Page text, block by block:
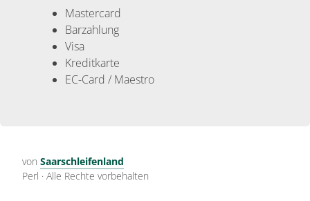
Mastercard
Barzahlung
Visa
Kreditkarte
EC-Card / Maestro
von Saarschleifenland
Perl · Alle Rechte vorbehalten